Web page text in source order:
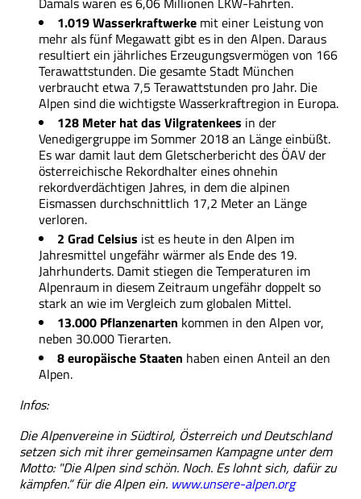
1.019 Wasserkraftwerke mit einer Leistung von
mehr als fünf Megawatt gibt es in den Alpen. Daraus
resultiert ein jährliches Erzeugungsvermögen von 166
Terawattstunden. Die gesamte Stadt München
verbraucht etwa 7,5 Terawattstunden pro Jahr. Die
Alpen sind die wichtigste Wasserkraftregion in Europa.
128 Meter hat das Vilgratenkees in der
Venedigergruppe im Sommer 2018 an Länge einbüßt.
Es war damit laut dem Gletscherbericht des ÖAV der
österreichische Rekordhalter eines ohnehin
rekordverdächtigen Jahres, in dem die alpinen
Eismassen durchschnittlich 17,2 Meter an Länge
verloren.
2 Grad Celsius ist es heute in den Alpen im
Jahresmittel ungefähr wärmer als Ende des 19.
Jahrhunderts. Damit stiegen die Temperaturen im
Alpenraum in diesem Zeitraum ungefähr doppelt so
stark an wie im Vergleich zum globalen Mittel.
13.000 Pflanzenarten kommen in den Alpen vor,
neben 30.000 Tierarten.
8 europäische Staaten haben einen Anteil an den
Alpen.
Infos:
Die Alpenvereine in Südtirol, Österreich und Deutschland
setzen sich mit ihrer gemeinsamen Kampagne unter dem
Motto: "Die Alpen sind schön. Noch. Es lohnt sich, dafür zu
kämpfen.“ für die Alpen ein. www.unsere-alpen.org